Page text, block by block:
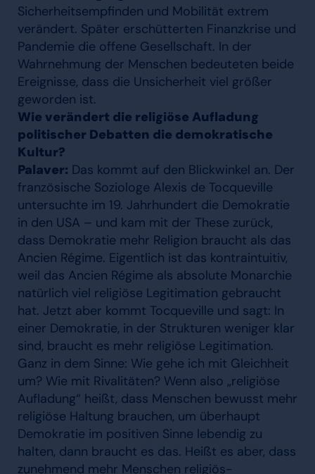
Sicherheitsempfinden und Mobilität extrem
verändert. Später erschütterten Finanzkrise und
Pandemie die offene Gesellschaft. In der
Wahrnehmung der Menschen bedeuteten beide
Ereignisse, dass die Unsicherheit viel größer
geworden ist.
Wie verändert die religiöse Aufladung
politischer Debatten die demokratische
Kultur?
Palaver: Das kommt auf den Blickwinkel an. Der
französische Soziologe Alexis de Tocqueville
untersuchte im 19. Jahrhundert die Demokratie
in den USA – und kam mit der These zurück,
dass Demokratie mehr Religion braucht als das
Ancien Régime. Eigentlich ist das kontraintuitiv,
weil das Ancien Régime als absolute Monarchie
natürlich viel religiöse Legitimation gebraucht
hat. Jetzt aber kommt Tocqueville und sagt: In
einer Demokratie, in der Strukturen weniger klar
sind, braucht es mehr religiöse Legitimation.
Ganz in dem Sinne: Wie gehe ich mit Gleichheit
um? Wie mit Rivalitäten? Wenn also „religiöse
Aufladung“ heißt, dass Menschen bewusst mehr
religiöse Haltung brauchen, um überhaupt
Demokratie im positiven Sinne lebendig zu
halten, dann braucht es das. Heißt es aber, dass
zunehmend mehr Menschen religiös-